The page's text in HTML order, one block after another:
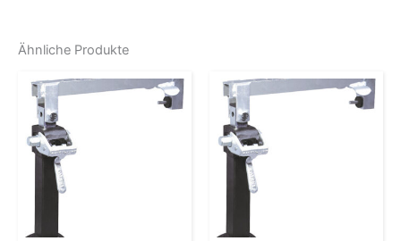
Ähnliche Produkte